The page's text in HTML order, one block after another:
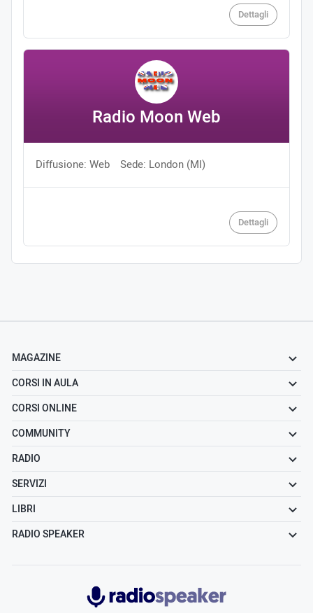
Dettagli
Radio Moon Web
Diffusione: Web Sede: London (MI)
Dettagli
MAGAZINE
CORSI IN AULA
CORSI ONLINE
COMMUNITY
RADIO
SERVIZI
LIBRI
RADIO SPEAKER
Radiospeaker.it